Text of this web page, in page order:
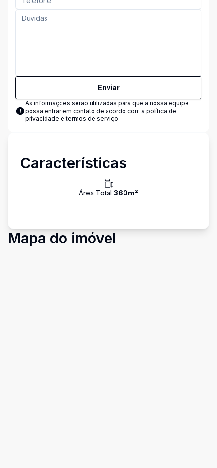
Enviar
As informações serão utilizadas para que a nossa equipe
possa entrar em contato de acordo com a política de
privacidade e termos de serviço
Características
Área Total 360m²
Mapa do imóvel